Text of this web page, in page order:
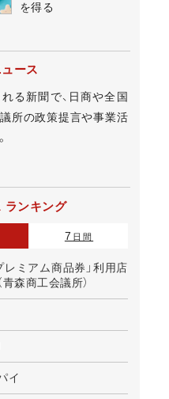
を得る
ース
る新聞で、日商や全国
所の政策提言や事業活
ランキング
7 日間
レミアム商品券」利用店
森商工会議所）
イ